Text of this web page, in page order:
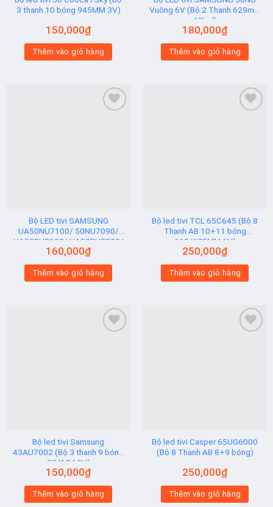
3 thanh 10 bóng 945MM 3V)
150,000₫
Thêm vào giỏ hàng
Vuông 6V (Bộ 2 Thanh 629mm
42led)
180,000₫
Thêm vào giỏ hàng
Bộ LED tivi SAMSUNG
UA50NU7100/ 50NU7090/
UA50RU7100/ UA50RU7200/
UA50RU7300 (2 thanh viền 6V
160,000₫
Thêm vào giỏ hàng
Bộ led tivi TCL 65C645 (Bộ 8
Thanh AB 10+11 bóng
610/675MM 6V)
250,000₫
Thêm vào giỏ hàng
Bộ led tivi Samsung
43AU7002 (Bộ 3 thanh 9 bóng
824MM 3V)
150,000₫
Thêm vào giỏ hàng
Bộ led tivi Casper 65UG6000
(Bộ 8 Thanh AB 8+9 bóng)
250,000₫
Thêm vào giỏ hàng